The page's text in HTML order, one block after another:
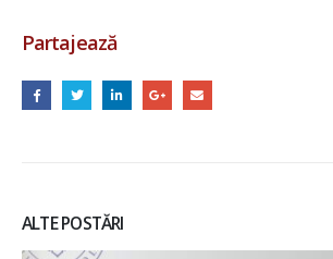
Partajează
ALTE POSTĂRI